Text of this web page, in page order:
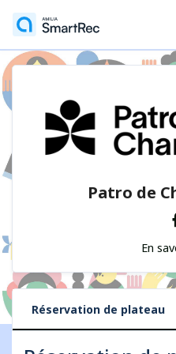
Patro de
En
Réservation de plateau